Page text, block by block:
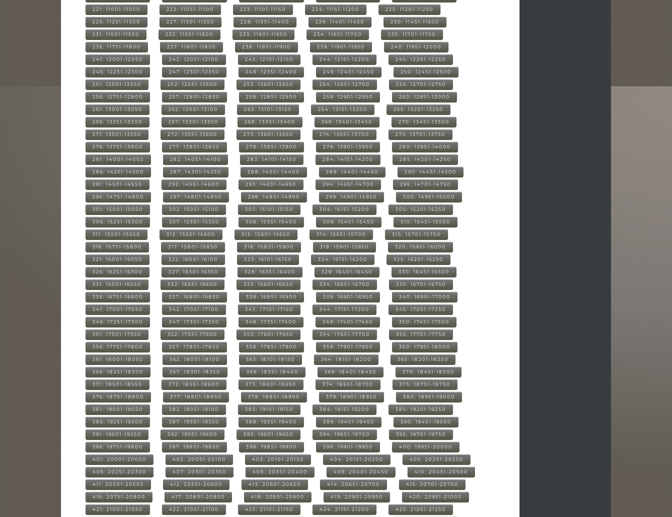
221: 11001-11050 222: 11051-11100 223: 11101-11150 224: 11151-11200 225: 11201-11250
226: 11251-11300 227: 11301-11350 228: 11351-11400 229: 11401-11450 230: 11451-11500
231: 11501-11550 232: 11551-11600 233: 11601-11650 234: 11651-11700 235: 11701-11750
236: 11751-11800 237: 11801-11850 238: 11851-11900 239: 11901-11950 240: 11951-12000
241: 12001-12050 242: 12051-12100 243: 12101-12150 244: 12151-12200 245: 12201-12250
246: 12251-12300 247: 12301-12350 248: 12351-12400 249: 12401-12450 250: 12451-12500
251: 12501-12550 252: 12551-12600 253: 12601-12650 254: 12651-12700 255: 12701-12750
256: 12751-12800 257: 12801-12850 258: 12851-12900 259: 12901-12950 260: 12951-13000
261: 13001-13050 262: 13051-13100 263: 13101-13150 264: 13151-13200 265: 13201-13250
266: 13251-13300 267: 13301-13350 268: 13351-13400 269: 13401-13450 270: 13451-13500
271: 13501-13550 272: 13551-13600 273: 13601-13650 274: 13651-13700 275: 13701-13750
276: 13751-13800 277: 13801-13850 278: 13851-13900 279: 13901-13950 280: 13951-14000
281: 14001-14050 282: 14051-14100 283: 14101-14150 284: 14151-14200 285: 14201-14250
286: 14251-14300 287: 14301-14350 288: 14351-14400 289: 14401-14450 290: 14451-14500
291: 14501-14550 292: 14551-14600 293: 14601-14650 294: 14651-14700 295: 14701-14750
296: 14751-14800 297: 14801-14850 298: 14851-14900 299: 14901-14950 300: 14951-15000
301: 15001-15050 302: 15051-15100 303: 15101-15150 304: 15151-15200 305: 15201-15250
306: 15251-15300 307: 15301-15350 308: 15351-15400 309: 15401-15450 310: 15451-15500
311: 15501-15550 312: 15551-15600 313: 15601-15650 314: 15651-15700 315: 15701-15750
316: 15751-15800 317: 15801-15850 318: 15851-15900 319: 15901-15950 320: 15951-16000
321: 16001-16050 322: 16051-16100 323: 16101-16150 324: 16151-16200 325: 16201-16250
326: 16251-16300 327: 16301-16350 328: 16351-16400 329: 16401-16450 330: 16451-16500
331: 16501-16550 332: 16551-16600 333: 16601-16650 334: 16651-16700 335: 16701-16750
336: 16751-16800 337: 16801-16850 338: 16851-16900 339: 16901-16950 340: 16951-17000
341: 17001-17050 342: 17051-17100 343: 17101-17150 344: 17151-17200 345: 17201-17250
346: 17251-17300 347: 17301-17350 348: 17351-17400 349: 17401-17450 350: 17451-17500
351: 17501-17550 352: 17551-17600 353: 17601-17650 354: 17651-17700 355: 17701-17750
356: 17751-17800 357: 17801-17850 358: 17851-17900 359: 17901-17950 360: 17951-18000
361: 18001-18050 362: 18051-18100 363: 18101-18150 364: 18151-18200 365: 18201-18250
366: 18251-18300 367: 18301-18350 368: 18351-18400 369: 18401-18450 370: 18451-18500
371: 18501-18550 372: 18551-18600 373: 18601-18650 374: 18651-18700 375: 18701-18750
376: 18751-18800 377: 18801-18850 378: 18851-18900 379: 18901-18950 380: 18951-19000
381: 19001-19050 382: 19051-19100 383: 19101-19150 384: 19151-19200 385: 19201-19250
386: 19251-19300 387: 19301-19350 388: 19351-19400 389: 19401-19450 390: 19451-19500
391: 19501-19550 392: 19551-19600 393: 19601-19650 394: 19651-19700 395: 19701-19750
396: 19751-19800 397: 19801-19850 398: 19851-19900 399: 19901-19950 400: 19951-20000
401: 20001-20050 402: 20051-20100 403: 20101-20150 404: 20151-20200 405: 20201-20250
406: 20251-20300 407: 20301-20350 408: 20351-20400 409: 20401-20450 410: 20451-20500
411: 20501-20550 412: 20551-20600 413: 20601-20650 414: 20651-20700 415: 20701-20750
416: 20751-20800 417: 20801-20850 418: 20851-20900 419: 20901-20950 420: 20951-21000
421: 21001-21050 422: 21051-21100 423: 21101-21150 424: 21151-21200 425: 21201-21250